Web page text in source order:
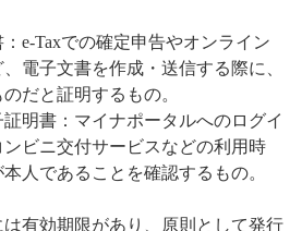
e-Taxでの確定申告やオンライン
電子文書を作成・送信する際に、
だと証明するもの。
証明書：マイナポータルへのログイ
ビニ交付サービスなどの利用時
人であることを確認するもの。
有効期限があり、原則として発行